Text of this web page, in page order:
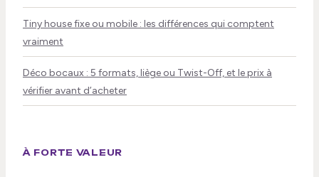
Tiny house fixe ou mobile : les différences qui comptent
vraiment
Déco bocaux : 5 formats, liège ou Twist-Off, et le prix à
vérifier avant d’acheter
À FORTE VALEUR